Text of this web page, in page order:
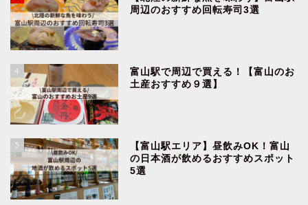
周辺のおすすめ回転寿司3選
4
富山駅で周辺で買える！【富山のお
土産おすすめ９選】
5
【富山駅エリア】昼飲みOK！富山
の日本酒が飲めるおすすめスポット
5選